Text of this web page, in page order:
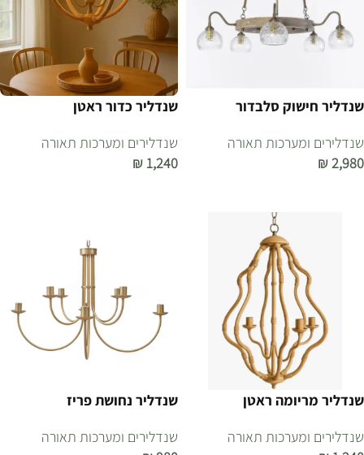
שנדליר חישוק סלבדור
שנדלירים ומערכות תאורה
₪2,980
שנדליר כדור ראטן
שנדלירים ומערכות תאורה
₪ 1,240
שנדליר מריומה ראטן
שנדלירים ומערכות תאורה
שנדליר נחושת פריז
שנדלירים ומערכות תאורה